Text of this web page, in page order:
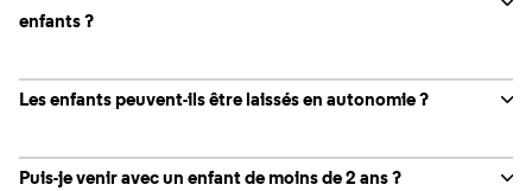
enfants ?
Les enfants peuvent-ils être laissés en autonomie ?
Puis-je venir avec un enfant de moins de 2 ans ?